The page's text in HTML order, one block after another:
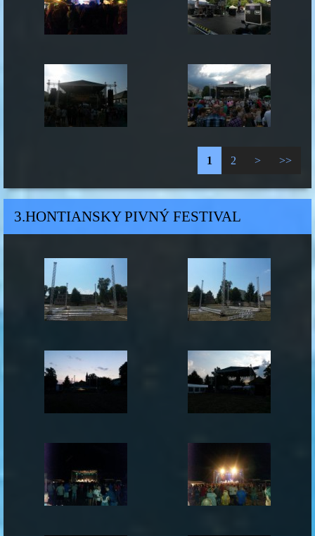
1 2 > >>
3.HONTIANSKY PIVNÝ FESTIVAL